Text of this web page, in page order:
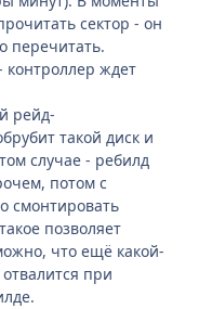
сектор - он
перечитать.
контроллер ждет
рейд-
такой диск и
случае - ребилд
потом с
смонтировать
позволяет
что ещё какой-
при